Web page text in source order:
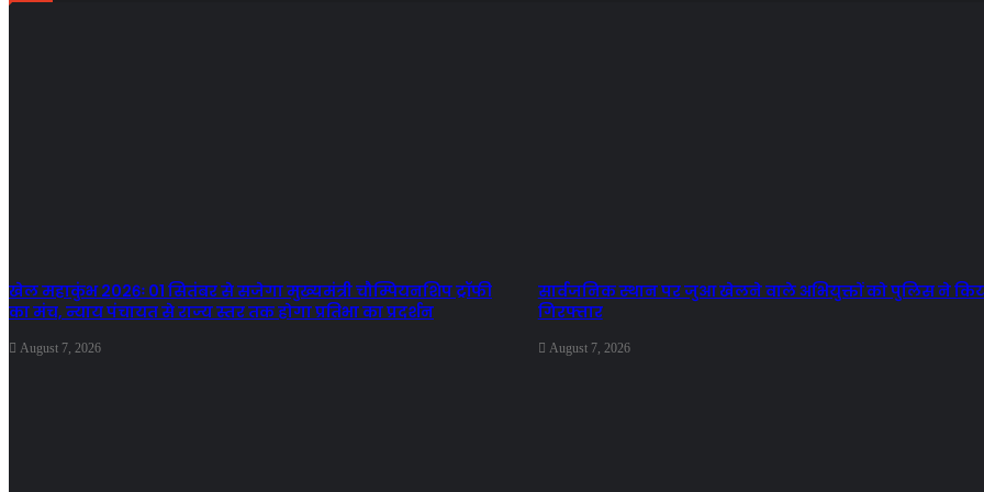
खेल महाकुंभ 2026ः 01 सितंबर से सजेगा मुख्यमंत्री चौम्पियनशिप ट्रॉफी
का मंच, न्याय पंचायत से राज्य स्तर तक होगा प्रतिभा का प्रदर्शन
August 7, 2026
सार्वजनिक स्थान पर जुआ खेलने वाले अभियुक्तों को पुलिस ने
गिरफ्तार
August 7, 2026